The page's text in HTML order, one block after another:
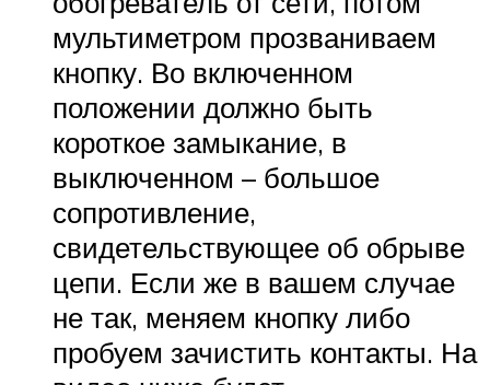
мультиметром прозваниваем
кнопку. Во включенном
положении должно быть
короткое замыкание, в
выключенном – большое
сопротивление,
свидетельствующее об обрыве
цепи. Если же в вашем случае
не так, меняем кнопку либо
пробуем зачистить контакты. На